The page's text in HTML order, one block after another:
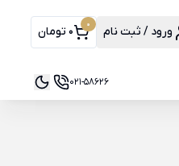
ورود / ثبت نام 0 0 تومان
021-58626